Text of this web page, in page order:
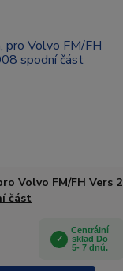
Volvo FM/FH Vers 2
část
Centrální
sklad Do
5- 7 dnů.